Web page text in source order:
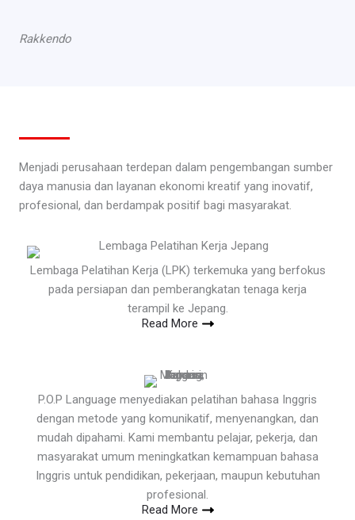
Rakkendo
Menjadi perusahaan terdepan dalam pengembangan sumber
daya manusia dan layanan ekonomi kreatif yang inovatif,
profesional, dan berdampak positif bagi masyarakat.
Lembaga Pelatihan Kerja (LPK) terkemuka yang berfokus
pada persiapan dan pemberangkatan tenaga kerja
terampil ke Jepang.
Read More
P.O.P Language menyediakan pelatihan bahasa Inggris
dengan metode yang komunikatif, menyenangkan, dan
mudah dipahami. Kami membantu pelajar, pekerja, dan
masyarakat umum meningkatkan kemampuan bahasa
Inggris untuk pendidikan, pekerjaan, maupun kebutuhan
profesional.
Read More